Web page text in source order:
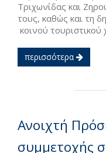
Τριχωνίδας και
τους, καθώς και τη
κοινού
περισσότερα
Ανοιχτή
συμμετοχής